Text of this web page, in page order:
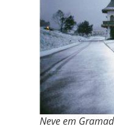
Neve em